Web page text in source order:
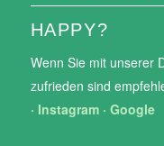
HAPPY?
Wenn Sie mit unserer
zufrieden sind
· Instagram· Google